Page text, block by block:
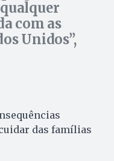
com as
Unidos”,
das famílias